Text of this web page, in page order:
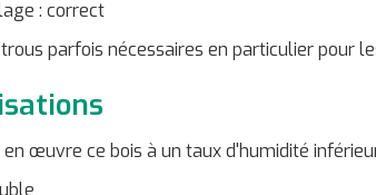
: correct
parfois nécessaires en particulier pour
œuvre ce bois à un taux d'humidité